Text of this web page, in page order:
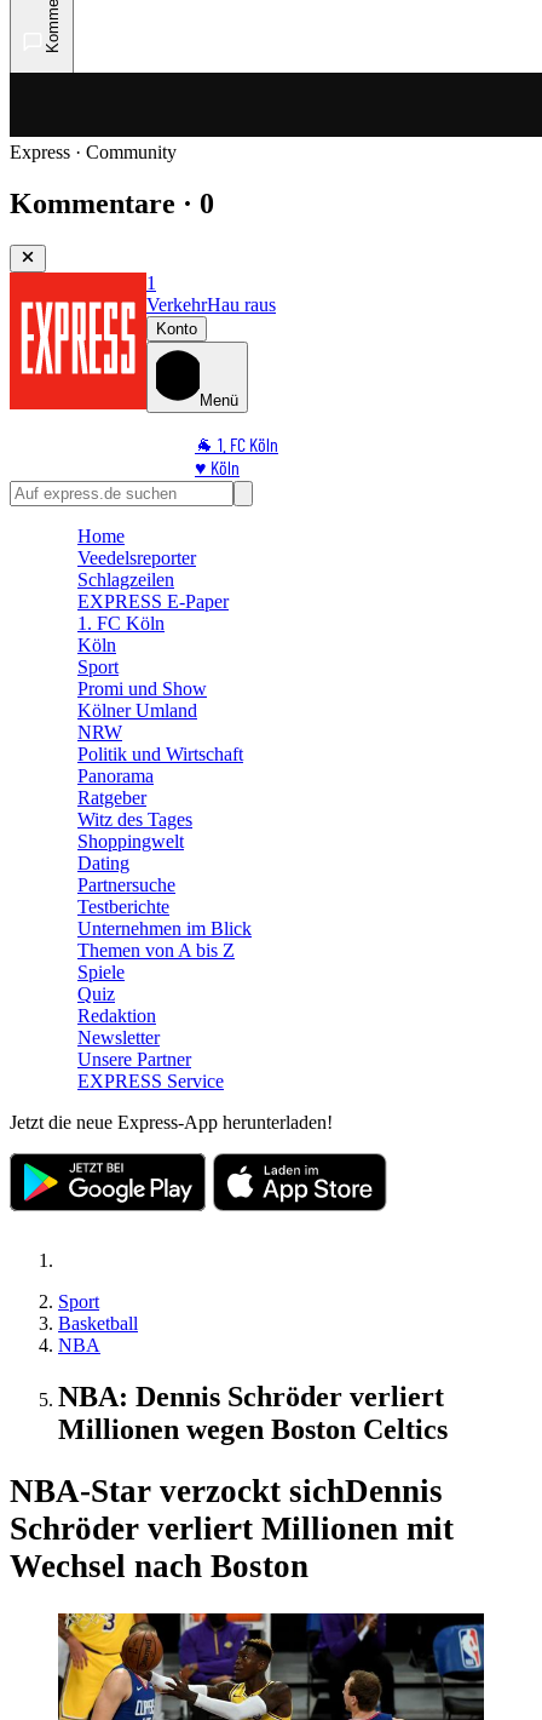
Express · Community
Kommentare · 0
1
VerkehrHau raus
Konto
Menü
🐐 1. FC Köln
♥️ Köln
⭐ Promi
🛒 Shoppingwelt
Home
Veedelsreporter
Schlagzeilen
EXPRESS E-Paper
1. FC Köln
Köln
Sport
Promi und Show
Kölner Umland
NRW
Politik und Wirtschaft
Panorama
Ratgeber
Witz des Tages
Shoppingwelt
Dating
Partnersuche
Testberichte
Unternehmen im Blick
Themen von A bis Z
Spiele
Quiz
Redaktion
Newsletter
Unsere Partner
EXPRESS Service
Jetzt die neue Express-App herunterladen!
Sport
Basketball
NBA
NBA: Dennis Schröder verliert
Millionen wegen Boston Celtics
NBA-Star verzockt sichDennis
Schröder verliert Millionen mit
Wechsel nach Boston